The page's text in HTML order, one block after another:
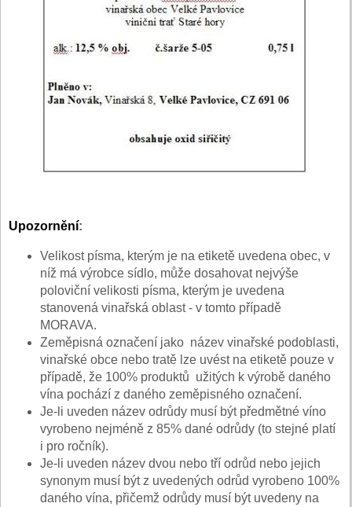
Upozornění:
Velikost písma, kterým je na etiketě uvedena obec, v
níž má výrobce sídlo, může dosahovat nejvýše
poloviční velikosti písma, kterým je uvedena
stanovená vinařská oblast - v tomto případě
MORAVA.
Zeměpisná označení jako název vinařské podoblasti,
vinařské obce nebo tratě lze uvést na etiketě pouze v
případě, že 100% produktů užitých k výrobě daného
vína pochází z daného zeměpisného označení.
Je-li uveden název odrůdy musí být předmětné víno
vyrobeno nejméně z 85% dané odrůdy (to stejné platí
i pro ročník).
Je-li uveden název dvou nebo tří odrůd nebo jejich
synonym musí být z uvedených odrůd vyrobeno 100%
daného vína, přičemž odrůdy musí být uvedeny na